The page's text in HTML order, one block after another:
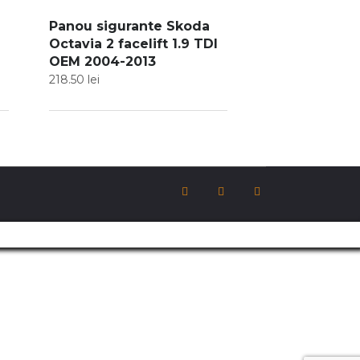
Panou sigurante Skoda
Octavia 2 facelift 1.9 TDI
OEM 2004-2013
218.50 lei